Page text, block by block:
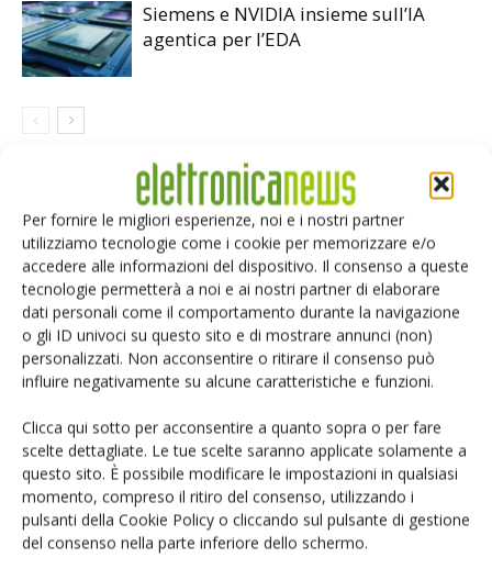
Per fornire le migliori esperienze, noi e i nostri partner
utilizziamo tecnologie come i cookie per memorizzare e/o
accedere alle informazioni del dispositivo. Il consenso a queste
tecnologie permetterà a noi e ai nostri partner di elaborare
dati personali come il comportamento durante la navigazione
o gli ID univoci su questo sito e di mostrare annunci (non)
personalizzati. Non acconsentire o ritirare il consenso può
influire negativamente su alcune caratteristiche e funzioni.
Clicca qui sotto per acconsentire a quanto sopra o per fare
scelte dettagliate. Le tue scelte saranno applicate solamente a
questo sito. È possibile modificare le impostazioni in qualsiasi
momento, compreso il ritiro del consenso, utilizzando i
pulsanti della Cookie Policy o cliccando sul pulsante di gestione
del consenso nella parte inferiore dello schermo.
Siemens e NVIDIA insieme sull’IA
agentica per l’EDA
LASCIA UN COMMENTO